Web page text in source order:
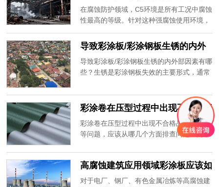
层如何选择？
在腐蚀防护领域，C5环境是所有工况中腐蚀
性最高的等级。针对这种强腐蚀使用环境，
彩涂板的选材绝不能单一考量镀层或涂层，
镀层与涂层必须组合考虑，实现镀层与涂层
的协同防护。
导致彩涂板/彩涂钢板生锈的内外
部因素有哪些？
导致彩涂板/彩涂钢板生锈的内外部因素有哪
些？生锈是彩涂钢板失效的主要形式，通常
纳彩涂板专注于工程类彩涂板的定制与服
务，可以根据产品的使用环境及防腐设计，
从基材、镀层和涂层等方面进行个性化定
制。
彩涂卷在压型过程中出现不合格问
题应该如何分析排查？
彩涂卷在压型过程中出现不合格品和残次品
等问题，应该从哪几个方面排查问题？阿米
高腐蚀建筑应用领域彩涂板应该如
何选择？
对于电厂、钢厂、有色金属冶炼等高腐蚀建